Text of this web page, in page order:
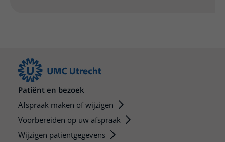
Patiënt en bezoek
Afspraak maken of wijzigen
Voorbereiden op uw afspraak
Wijzigen patiëntgegevens